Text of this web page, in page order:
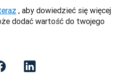
, aby dowiedzieć się więcej
dodać wartość do twojego